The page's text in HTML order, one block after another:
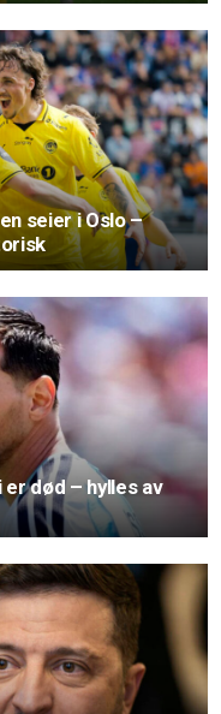
seier i Oslo –
død – hylles av